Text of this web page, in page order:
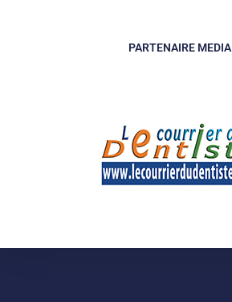
PARTENAIRE MEDIA